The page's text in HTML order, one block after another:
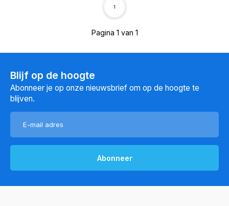
Pagina 1 van 1
1
Blijf op de hoogte
Abonneer je op onze nieuwsbrief om op de hoogte te
blijven.
Abonneer